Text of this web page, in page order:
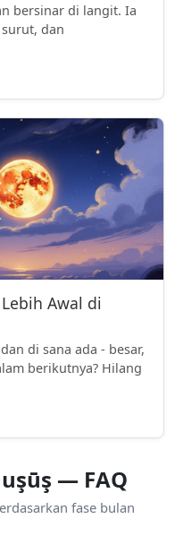
bersinar di langit. Ia
dan
Awal di
di sana ada - besar,
berikutnya? Hilang
— FAQ
fase bulan